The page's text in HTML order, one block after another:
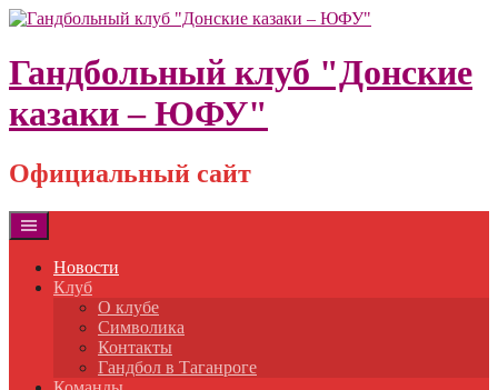
Skip
content
Гандбольный клуб "Донские
казаки – ЮФУ"
Официальный сайт
Новости
Клуб
О клубе
Символика
Контакты
Гандбол в Таганроге